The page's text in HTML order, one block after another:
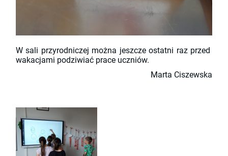
W sali przyrodniczej można jeszcze ostatni raz przed
wakacjami podziwiać prace uczniów.
Marta Ciszewska